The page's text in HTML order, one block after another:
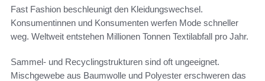
Fast Fashion beschleunigt den Kleidungswechsel.
Konsumentinnen und Konsumenten werfen Mode schneller
weg. Weltweit entstehen Millionen Tonnen Textilabfall pro Jahr.
Sammel- und Recyclingstrukturen sind oft ungeeignet.
Mischgewebe aus Baumwolle und Polyester erschweren das